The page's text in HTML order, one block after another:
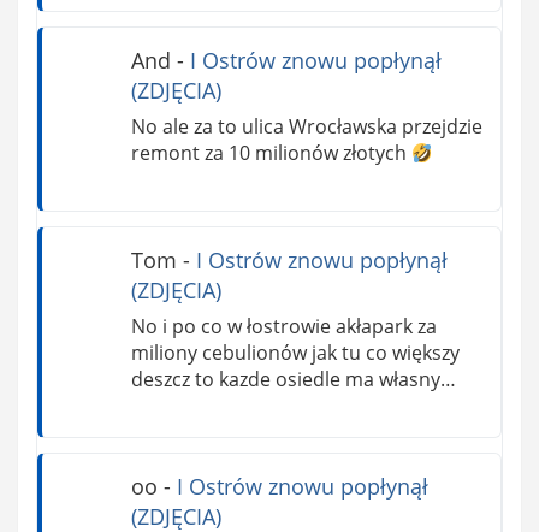
And - I Ostrów znowu popłynął
(ZDJĘCIA)
No ale za to ulica Wrocławska przejdzie
remont za 10 milionów złotych
Tom - I Ostrów znowu popłynął
(ZDJĘCIA)
No i po co w łostrowie akłapark za
miliony cebulionów jak tu co większy
deszcz to kazde osiedle ma własny…
oo - I Ostrów znowu popłynął
(ZDJĘCIA)